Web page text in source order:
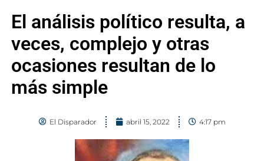
El análisis político resulta, a
veces, complejo y otras
ocasiones resultan de lo
más simple
El Disparador abril 15, 2022 4:17 pm